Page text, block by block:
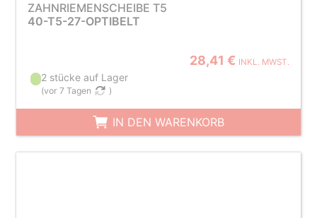
ZAHNRIEMENSCHEIBE T5
40-T5-27-OPTIBELT
28,41 € INKL. MWST.
2 stücke auf Lager
(vor 7 Tagen )
IN DEN WARENKORB